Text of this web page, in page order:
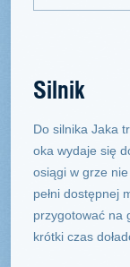
Silnik
Do silnika Jaka
oka wydaje się
osiągi w grze
pełni dostępnej
przygotować na
krótki czas